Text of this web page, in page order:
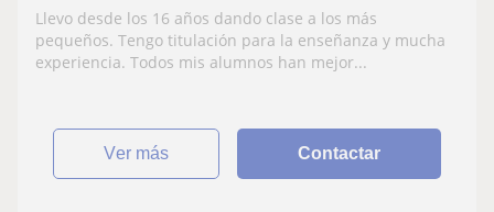
Llevo desde los 16 años dando clase a los más
pequeños. Tengo titulación para la enseñanza y mucha
experiencia. Todos mis alumnos han mejor...
ver más Contactar